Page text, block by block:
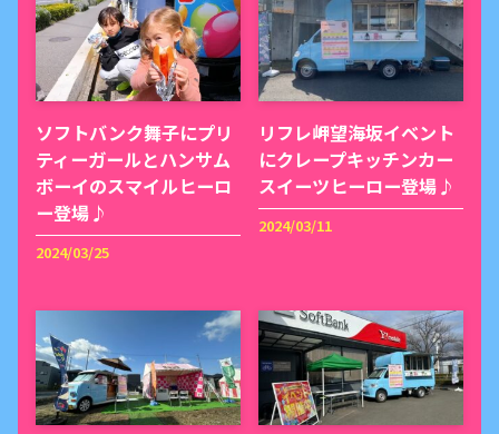
ソフトバンク舞子にプリ
ティーガールとハンサム
ボーイのスマイルヒーロ
ー登場♪
2024/03/25
リフレ岬望海坂イベント
にクレープキッチンカー
スイーツヒーロー登場♪
2024/03/11